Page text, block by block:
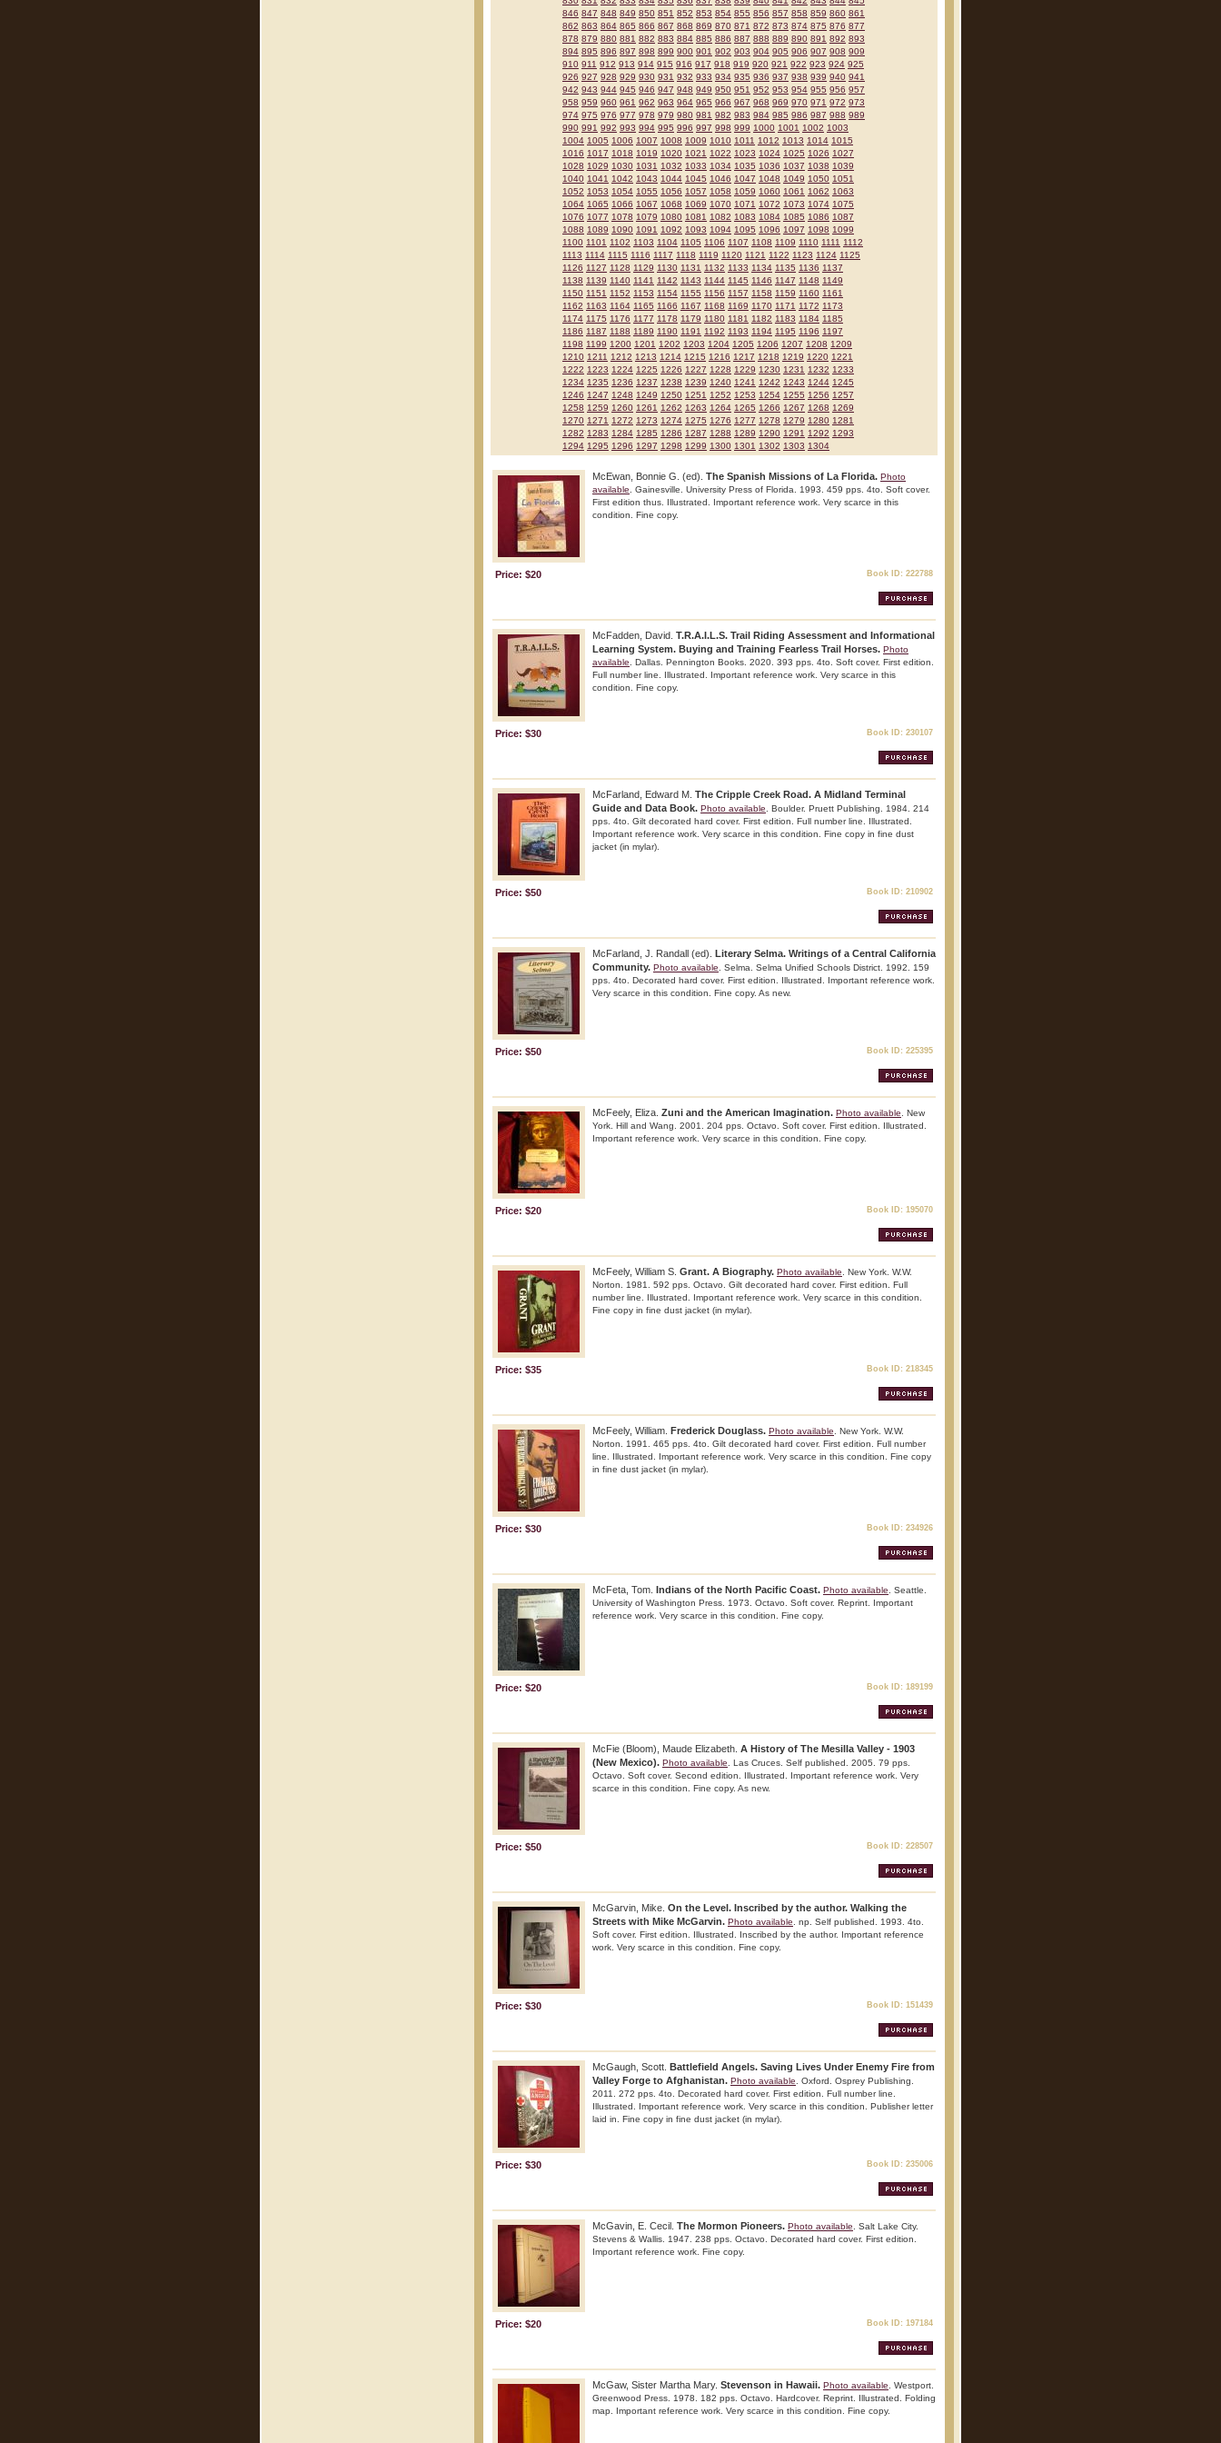
846 847 848 849 850 851 852 853 854 855 856 857 858 859 860 861
862 863 864 865 866 867 868 869 870 871 872 873 874 875 876 877
878 879 880 881 882 883 884 885 886 887 888 889 890 891 892 893
894 895 896 897 898 899 900 901 902 903 904 905 906 907 908 909
910 911 912 913 914 915 916 917 918 919 920 921 922 923 924 925
926 927 928 929 930 931 932 933 934 935 936 937 938 939 940 941
942 943 944 945 946 947 948 949 950 951 952 953 954 955 956 957
958 959 960 961 962 963 964 965 966 967 968 969 970 971 972 973
974 975 976 977 978 979 980 981 982 983 984 985 986 987 988 989
990 991 992 993 994 995 996 997 998 999 1000 1001 1002 1003
1004 1005 1006 1007 1008 1009 1010 1011 1012 1013 1014 1015
1016 1017 1018 1019 1020 1021 1022 1023 1024 1025 1026 1027
1028 1029 1030 1031 1032 1033 1034 1035 1036 1037 1038 1039
1040 1041 1042 1043 1044 1045 1046 1047 1048 1049 1050 1051
1052 1053 1054 1055 1056 1057 1058 1059 1060 1061 1062 1063
1064 1065 1066 1067 1068 1069 1070 1071 1072 1073 1074 1075
1076 1077 1078 1079 1080 1081 1082 1083 1084 1085 1086 1087
1088 1089 1090 1091 1092 1093 1094 1095 1096 1097 1098 1099
1100 1101 1102 1103 1104 1105 1106 1107 1108 1109 1110 1111 1112
1113 1114 1115 1116 1117 1118 1119 1120 1121 1122 1123 1124 1125
1126 1127 1128 1129 1130 1131 1132 1133 1134 1135 1136 1137
1138 1139 1140 1141 1142 1143 1144 1145 1146 1147 1148 1149
1150 1151 1152 1153 1154 1155 1156 1157 1158 1159 1160 1161
1162 1163 1164 1165 1166 1167 1168 1169 1170 1171 1172 1173
1174 1175 1176 1177 1178 1179 1180 1181 1182 1183 1184 1185
1186 1187 1188 1189 1190 1191 1192 1193 1194 1195 1196 1197
1198 1199 1200 1201 1202 1203 1204 1205 1206 1207 1208 1209
1210 1211 1212 1213 1214 1215 1216 1217 1218 1219 1220 1221
1222 1223 1224 1225 1226 1227 1228 1229 1230 1231 1232 1233
1234 1235 1236 1237 1238 1239 1240 1241 1242 1243 1244 1245
1246 1247 1248 1249 1250 1251 1252 1253 1254 1255 1256 1257
1258 1259 1260 1261 1262 1263 1264 1265 1266 1267 1268 1269
1270 1271 1272 1273 1274 1275 1276 1277 1278 1279 1280 1281
1282 1283 1284 1285 1286 1287 1288 1289 1290 1291 1292 1293
1294 1295 1296 1297 1298 1299 1300 1301 1302 1303 1304
McEwan, Bonnie G. (ed). The Spanish Missions of La Florida. Photo
available . Gainesville. University Press of Florida. 1993. 459 pps. 4to. Soft cover.
First edition thus. Illustrated. Important reference work. Very scarce in this
condition. Fine copy.
Price: $20 Book ID: 222788
McFadden, David. T.R.A.I.L.S. Trail Riding Assessment and Informational
Learning System. Buying and Training Fearless Trail Horses. Photo
available . Dallas. Pennington Books. 2020. 393 pps. 4to. Soft cover. First edition.
Full number line. Illustrated. Important reference work. Very scarce in this
condition. Fine copy.
Price: $30 Book ID: 230107
McFarland, Edward M. The Cripple Creek Road. A Midland Terminal
Guide and Data Book. Photo available . Boulder. Pruett Publishing. 1984. 214
pps. 4to. Gilt decorated hard cover. First edition. Full number line. Illustrated.
Important reference work. Very scarce in this condition. Fine copy in fine dust
jacket (in mylar).
Price: $50 Book ID: 210902
McFarland, J. Randall (ed). Literary Selma. Writings of a Central California
Community. Photo available . Selma. Selma Unified Schools District. 1992. 159
pps. 4to. Decorated hard cover. First edition. Illustrated. Important reference work.
Very scarce in this condition. Fine copy. As new.
Price: $50 Book ID: 225395
McFeely, Eliza. Zuni and the American Imagination. Photo available . New
York. Hill and Wang. 2001. 204 pps. Octavo. Soft cover. First edition. Illustrated.
Important reference work. Very scarce in this condition. Fine copy.
Price: $20 Book ID: 195070
McFeely, William S. Grant. A Biography. Photo available . New York. W.W.
Norton. 1981. 592 pps. Octavo. Gilt decorated hard cover. First edition. Full
number line. Illustrated. Important reference work. Very scarce in this condition.
Fine copy in fine dust jacket (in mylar).
Price: $35 Book ID: 218345
McFeely, William. Frederick Douglass. Photo available . New York. W.W.
Norton. 1991. 465 pps. 4to. Gilt decorated hard cover. First edition. Full number
line. Illustrated. Important reference work. Very scarce in this condition. Fine copy
in fine dust jacket (in mylar).
Price: $30 Book ID: 234926
McFeta, Tom. Indians of the North Pacific Coast. Photo available . Seattle.
University of Washington Press. 1973. Octavo. Soft cover. Reprint. Important
reference work. Very scarce in this condition. Fine copy.
Price: $20 Book ID: 189199
McFie (Bloom), Maude Elizabeth. A History of The Mesilla Valley - 1903
(New Mexico). Photo available . Las Cruces. Self published. 2005. 79 pps.
Octavo. Soft cover. Second edition. Illustrated. Important reference work. Very
scarce in this condition. Fine copy. As new.
Price: $50 Book ID: 228507
McGarvin, Mike. On the Level. Inscribed by the author. Walking the
Streets with Mike McGarvin. Photo available . np. Self published. 1993. 4to.
Soft cover. First edition. Illustrated. Inscribed by the author. Important reference
work. Very scarce in this condition. Fine copy.
Price: $30 Book ID: 151439
McGaugh, Scott. Battlefield Angels. Saving Lives Under Enemy Fire from
Valley Forge to Afghanistan. Photo available . Oxford. Osprey Publishing.
2011. 272 pps. 4to. Decorated hard cover. First edition. Full number line.
Illustrated. Important reference work. Very scarce in this condition. Publisher letter
laid in. Fine copy in fine dust jacket (in mylar).
Price: $30 Book ID: 235006
McGavin, E. Cecil. The Mormon Pioneers. Photo available . Salt Lake City.
Stevens & Wallis. 1947. 238 pps. Octavo. Decorated hard cover. First edition.
Important reference work. Fine copy.
Price: $20 Book ID: 197184
McGaw, Sister Martha Mary. Stevenson in Hawaii. Photo available . Westport.
Greenwood Press. 1978. 182 pps. Octavo. Hardcover. Reprint. Illustrated. Folding
map. Important reference work. Very scarce in this condition. Fine copy.